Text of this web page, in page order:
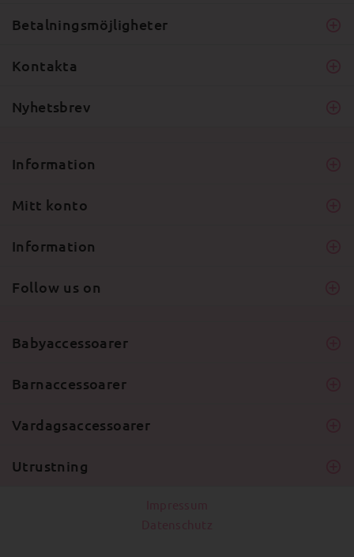
Betalningsmöjligheter
Kontakta
Nyhetsbrev
Information
Mitt konto
Information
Follow us on
Babyaccessoarer
Barnaccessoarer
Vardagsaccessoarer
Utrustning